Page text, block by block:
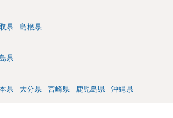
県 島根県
県
県 大分県 宮崎県 鹿児島県 沖縄県